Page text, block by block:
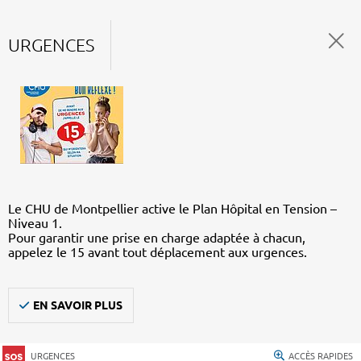
URGENCES
Le CHU de Montpellier active le Plan Hôpital en Tension –
Niveau 1.
Pour garantir une prise en charge adaptée à chacun,
appelez le 15 avant tout déplacement aux urgences.
EN SAVOIR PLUS
URGENCES ACCÈS RAPIDES